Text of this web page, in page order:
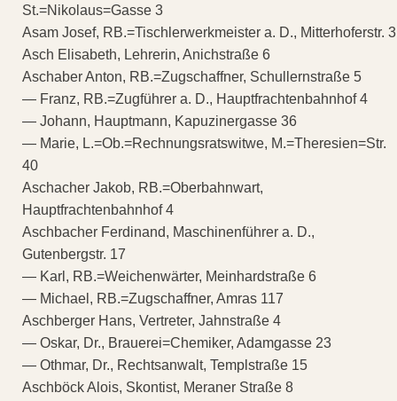
St.=Nikolaus=Gasse 3
Asam Josef, RB.=Tischlerwerkmeister a. D., Mitterhoferstr. 3
Asch Elisabeth, Lehrerin, Anichstraße 6
Aschaber Anton, RB.=Zugschaffner, Schullernstraße 5
— Franz, RB.=Zugführer a. D., Hauptfrachtenbahnhof 4
— Johann, Hauptmann, Kapuzinergasse 36
— Marie, L.=Ob.=Rechnungsratswitwe, M.=Theresien=Str.
40
Aschacher Jakob, RB.=Oberbahnwart,
Hauptfrachtenbahnhof 4
Aschbacher Ferdinand, Maschinenführer a. D.,
Gutenbergstr. 17
— Karl, RB.=Weichenwärter, Meinhardstraße 6
— Michael, RB.=Zugschaffner, Amras 117
Aschberger Hans, Vertreter, Jahnstraße 4
— Oskar, Dr., Brauerei=Chemiker, Adamgasse 23
— Othmar, Dr., Rechtsanwalt, Templstraße 15
Aschböck Alois, Skontist, Meraner Straße 8